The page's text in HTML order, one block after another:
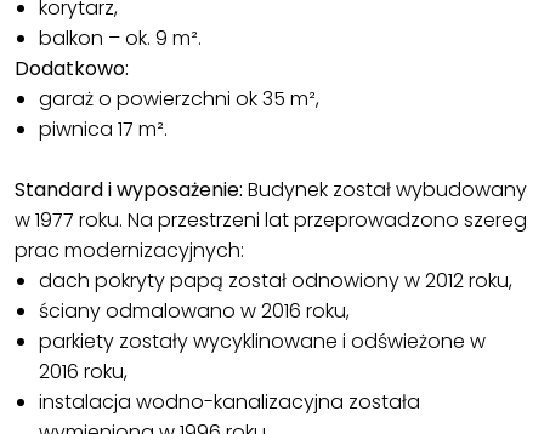
korytarz,
balkon – ok. 9 m².
Dodatkowo:
garaż o powierzchni ok 35 m²,
piwnica 17 m².
Standard i wyposażenie: Budynek został wybudowany
w 1977 roku. Na przestrzeni lat przeprowadzono szereg
prac modernizacyjnych:
dach pokryty papą został odnowiony w 2012 roku,
ściany odmalowano w 2016 roku,
parkiety zostały wycyklinowane i odświeżone w
2016 roku,
instalacja wodno-kanalizacyjna została